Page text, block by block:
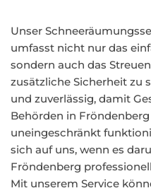
Unser
umfasst nicht nur das
sondern auch das
zusätzliche Sicherheit zu
und zuverlässig, damit
Behörden in
uneingeschränkt
sich auf uns, wenn es
Fröndenberg
Mit unserem Service